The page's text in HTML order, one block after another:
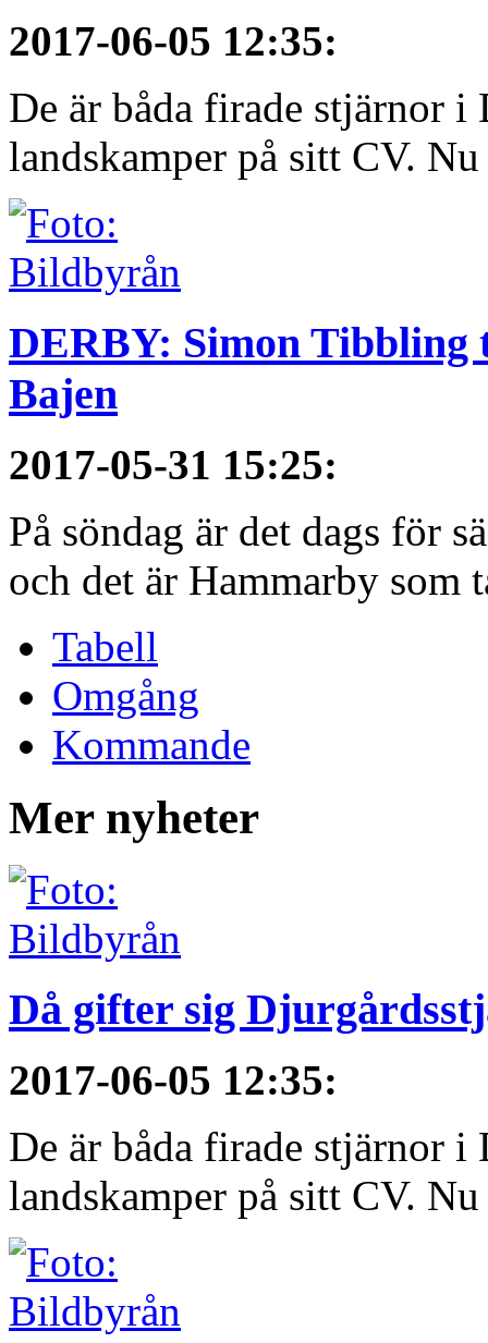
2017-06-05 12:35:
De är båda firade stjärnor i
landskamper på sitt CV.
DERBY: Simon
Bajen
2017-05-31 15:25:
På söndag är det dags för
och det är Hammarby som
Tabell
Omgång
Kommande
Mer nyheter
Då gifter sig
2017-06-05 12:35:
De är båda firade stjärnor i
landskamper på sitt CV.